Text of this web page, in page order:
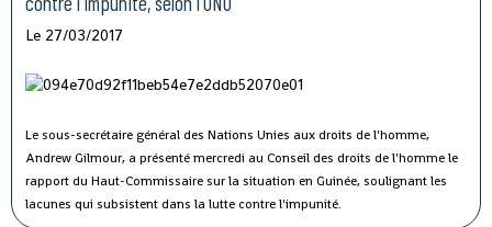
Le 27/03/2017
Le sous-secrétaire général des Nations Unies aux droits de l'homme,
Andrew Gilmour, a présenté mercredi au Conseil des droits de l'homme le
rapport du Haut-Commissaire sur la situation en Guinée, soulignant les
lacunes qui subsistent dans la lutte contre l'impunité.